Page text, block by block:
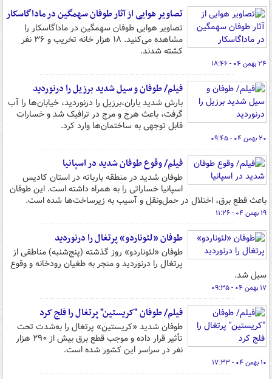
تصاویر هوایی از آثار طوفان سهمگین در ماداگاسکار
تصاویر هوایی طوفان سهمگین در ماداگاسکار را
مشاهده می‌کنید. ۱۸ هزار خانه تخریب و ۳۶ نفر
کشته شدند.
۲۴ بهمن ۰۴ - ۱۸:۴۶
فیلم/ طوفان و سیل شدید برزیل را درنوردید
بارش شدید باران،برزیل را درنوردید، خیابان‌ها را آب
گرفت، باعث هرج و مرج در ترافیک شد و خسارات
قابل توجهی به ساختمان‌ها وارد کرد.
۲۰ بهمن ۰۴ - ۰۹:۴۵
فیلم/ وقوع طوفان شدید در اسپانیا
طوفان شدید در منطقه بارباته در استان کادیس
اسپانیا خساراتی را به همراه داشته است. این طوفان
باعث قطع برق، اختلال در حمل‌ونقل و آسیب به زیرساخت‌ها شده است.
۱۹ بهمن ۰۴ - ۱۱:۲۶
طوفان «لئوناردو» پرتغال را درنوردید
طوفان «لئوناردو» روز گذشته (پنج‌شنبه) مناطقی از
پرتغال را درنوردید و منجر به طغیان رودخانه و وقوع
سیل شد.
۱۷ بهمن ۰۴ - ۰۹:۳۵
فیلم/ طوفان "کریستین" پرتغال را فلج کرد
طوفان شدید «کریستین» پرتغال را به‌شدت تحت
تأثیر قرار داده و موجب قطع برق بیش از ۲۹۰ هزار
نفر در سراسر این کشور شده است.
۱۰ بهمن ۰۴ - ۱۷:۳۳